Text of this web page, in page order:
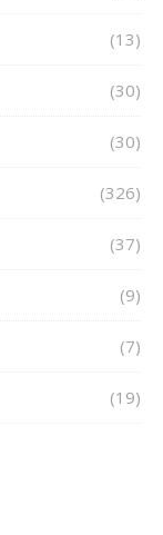
(13)
(30)
(30)
(326)
(37)
(9)
(7)
(19)